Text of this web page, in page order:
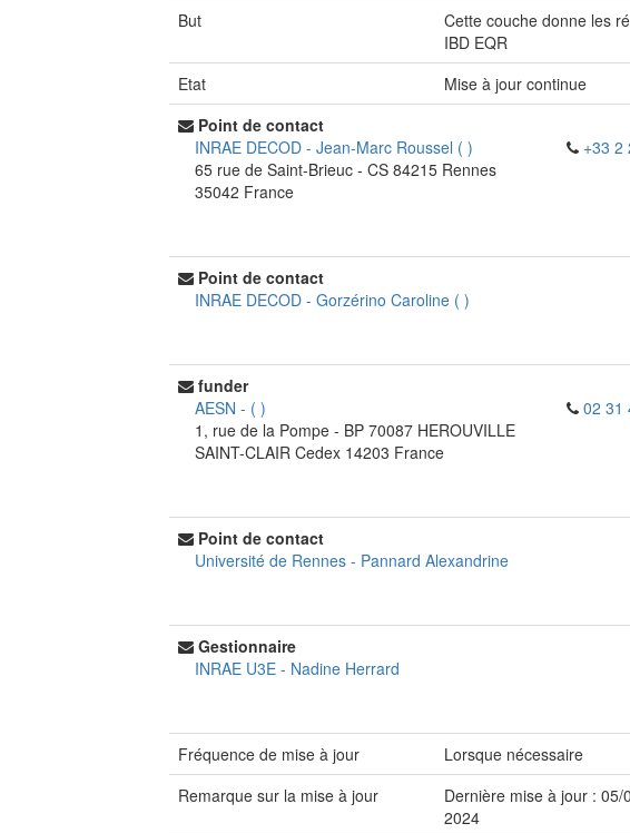
But
Cette couche donne les
IBD EQR
Etat
Mise à jour continue
Point de contact
INRAE DECOD - Jean-Marc Roussel ( )
65 rue de Saint-Brieuc - CS 84215 Rennes
35042 France
+33 2
Point de contact
INRAE DECOD - Gorzérino Caroline ( )
funder
AESN - ( )
1, rue de la Pompe - BP 70087 HEROUVILLE
SAINT-CLAIR Cedex 14203 France
02 31
Point de contact
Université de Rennes - Pannard Alexandrine
Gestionnaire
INRAE U3E - Nadine Herrard
Fréquence de mise à jour
Lorsque nécessaire
Remarque sur la mise à jour
Dernière mise à jour :
2024